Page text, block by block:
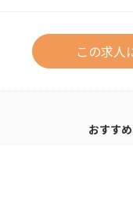
この求人
おすす